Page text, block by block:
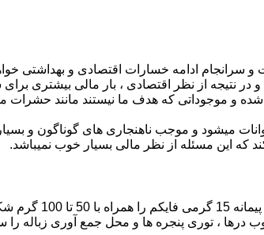
ادامه خسارات اقتصادی و بهداشتی
از نظر اقتصادی ، بار مالی بیشتری
و موجوداتی که هدف ما نیستند مانند حشرات
میشود و موجب ناهنجاری های گوناگون و
این مسئله از نظر مالی بسیار خوب نمیباشد.
درها ، توری پنجره ها و محل جمع آوری زباله را